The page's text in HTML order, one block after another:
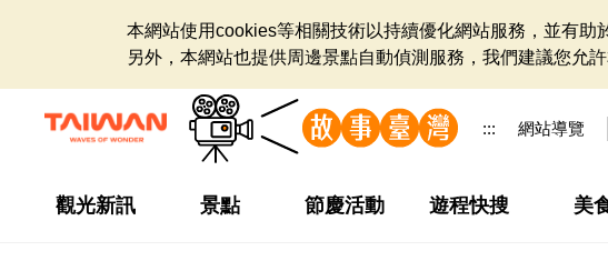
本網站使用cookies等相關技術以持續優化網站服務，並有助
另外，本網站也提供周邊景點自動偵測服務，我們建議您允
::: 網站導覽
觀光新訊 景點 節慶活動 遊程快搜 美